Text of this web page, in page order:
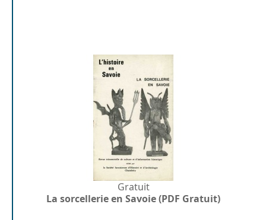
Gratuit
La sorcellerie en Savoie (PDF Gratuit)